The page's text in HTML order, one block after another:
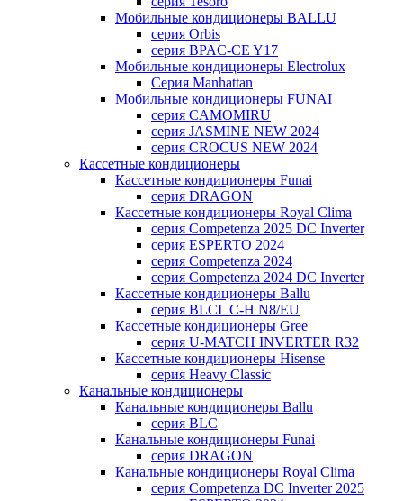
Мобильные кондиционеры BALLU
серия Orbis
серия BPAC-CE Y17
Мобильные кондиционеры Electrolux
Cерия Manhattan
Мобильные кондиционеры FUNAI
серия CAMOMIRU
серия JASMINE NEW 2024
серия CROCUS NEW 2024
Кассетные кондиционеры
Кассетные кондиционеры Funai
серия DRAGON
Кассетные кондиционеры Royal Clima
серия Competenza 2025 DC Inverter
серия ESPERTO 2024
серия Competenza 2024
серия Competenza 2024 DC Inverter
Кассетные кондиционеры Ballu
серия BLCI_C-H N8/EU
Кассетные кондиционеры Gree
серия U-MATCH INVERTER R32
Кассетные кондиционеры Hisense
серия Heavy Classic
Канальные кондиционеры
Канальные кондиционеры Ballu
серия BLC
Канальные кондиционеры Funai
серия DRAGON
Канальные кондиционеры Royal Clima
серия Competenza DC Inverter 2025